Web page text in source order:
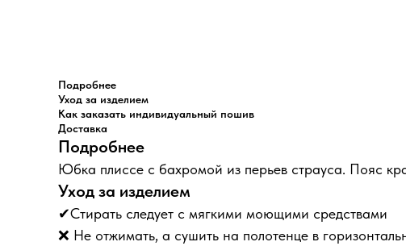
Подробнее
Уход за изделием
Как заказать индивидуальный пошив
Доставка
Подробнее
Юбка плиссе с бахромой из перьев страуса. Пояс
Уход за изделием
✔Стирать следует с мягкими моющими средствами
❌ Не отжимать, а сушить на полотенце в